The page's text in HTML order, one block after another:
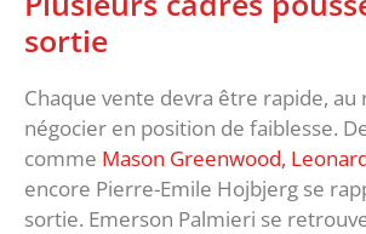
sortie
Chaque vente devra être rapide, au
négocier en position de faiblesse.
comme Mason Greenwood,
encore Pierre-Emile Hojbjerg se
sortie. Emerson Palmieri se